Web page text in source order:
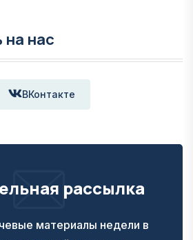
нас
ВКонтакте
рассылка
материалы недели в